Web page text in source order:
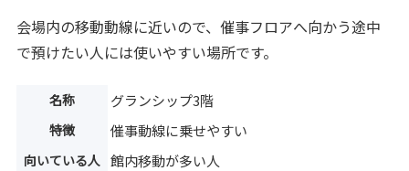
会場内の移動動線に近いので、催事フロアへ向かう途中
で預けたい人には使いやすい場所です。
名称 グランシップ3階
特徴 催事動線に乗せやすい
向いている人 館内移動が多い人